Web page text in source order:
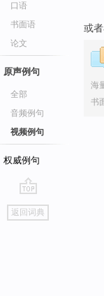
口语
书面语
论文
原声例句
全部
音频例句
视频例句
权威例句
go
top
返回词典
或
海
书